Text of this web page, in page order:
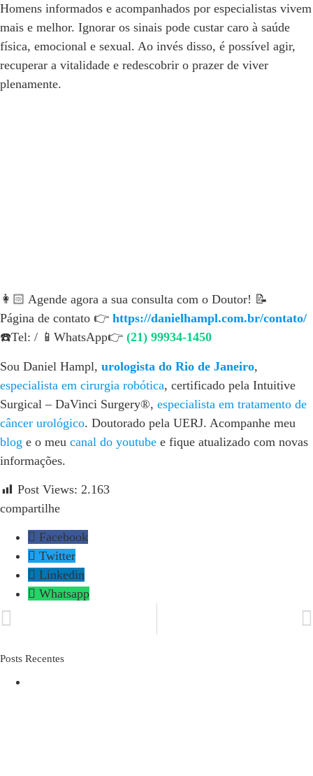
Homens informados e acompanhados por especialistas vivem
mais e melhor. Ignorar os sinais pode custar caro à saúde
física, emocional e sexual. Ao invés disso, é possível agir,
recuperar a vitalidade e redescobrir o prazer de viver
plenamente.
👩🏻 Agende agora a sua consulta com o Doutor! 📝
Página de contato 👉 https://danielhampl.com.br/contato/
☎️Tel: / 📱WhatsApp👉 (21) 99934-1450
Sou Daniel Hampl, urologista do Rio de Janeiro,
especialista em cirurgia robótica, certificado pela Intuitive
Surgical – DaVinci Surgery®, especialista em tratamento de
câncer urológico. Doutorado pela UERJ. Acompanhe meu
blog e o meu canal do youtube e fique atualizado com novas
informações.
Post Views: 2.163
compartilhe​
Facebook
Twitter
Linkedin
Whatsapp
Posts Recentes